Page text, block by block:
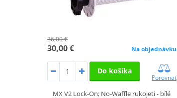
36,00 €
30,00 € Na objednávku
Do košíka
Porovnať
MX V2 Lock-On; No-Waffle rukojeti - bílé